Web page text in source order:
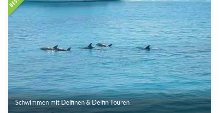
Schwimmen mit Delfinen & Delfin Touren